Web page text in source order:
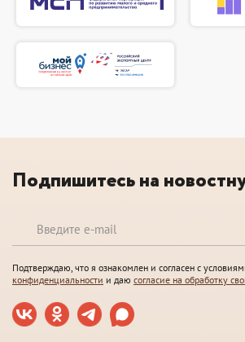
Подпишитесь на
Подтверждаю, что я ознакомлен и согласен с
конфиденциальности и даю согласие на обработку